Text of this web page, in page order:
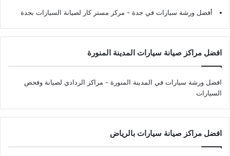
أفضل ورشة سيارات في جدة - مركز مستر كار لصيانة السيارات بجدة
افضل مراكز صيانة سيارات المدينة المنورة
افضل ورشة سيارات في المدينة المنورة - مراكز الردادي لصيانة وفحص
السيارات
افضل مراكز صيانة سيارات بالرياض